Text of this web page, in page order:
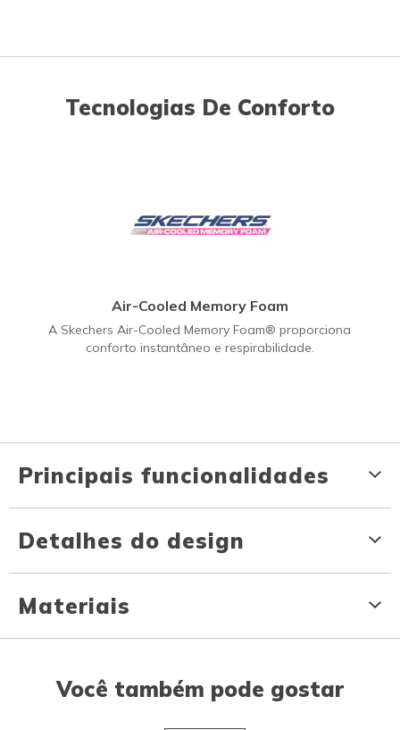
Tecnologias De Conforto
Air-Cooled Memory Foam
A Skechers Air-Cooled Memory Foam® proporciona
conforto instantâneo e respirabilidade.
Principais funcionalidades
Detalhes do design
Materiais
Você também pode gostar